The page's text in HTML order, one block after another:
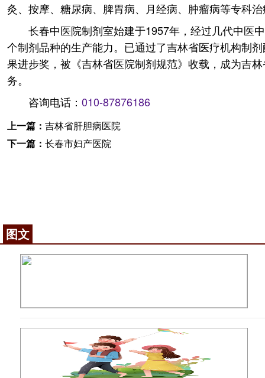
灸、按摩、糖尿病、脾胃病、月经病、肿瘤病等专科
长春中医院制剂室始建于1957年，经过几代中医
个制剂品种的生产能力。已通过了吉林省医疗机构制
果进步奖，被《吉林省医院制剂规范》收载，成为吉
务。
咨询电话： 010-87876186
上一篇： 吉林省肝胆病医院
下一篇： 长春市妇产医院
图文